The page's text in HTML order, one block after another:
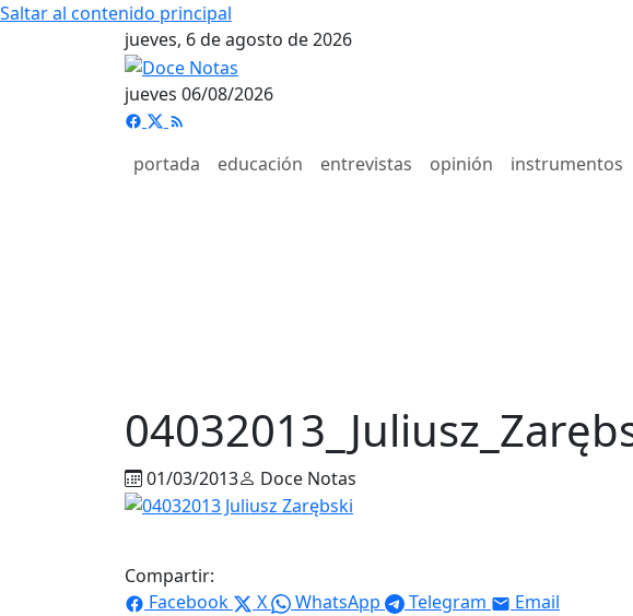
Saltar al contenido principal
jueves, 6 de agosto de 2026
jueves 06/08/2026
portada educación entrevistas opinión instrumentos
01/03/2013 Doce Notas
Compartir:
Facebook
X WhatsApp Telegram Email